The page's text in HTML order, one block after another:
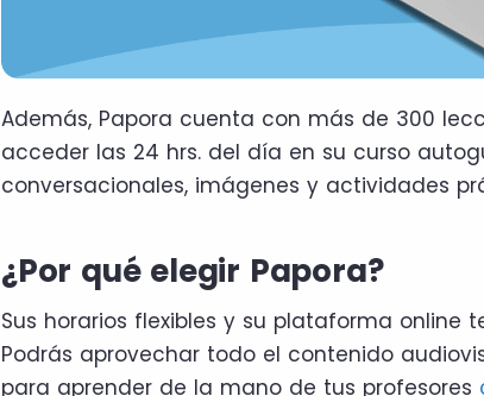
Además, Papora cuenta con más de 300
acceder las 24 hrs. del día en su curso
conversacionales, imágenes y actividades
¿Por qué elegir Papora?
Sus horarios flexibles y su plataforma online
Podrás aprovechar todo el contenido
para aprender de la mano de tus profesores